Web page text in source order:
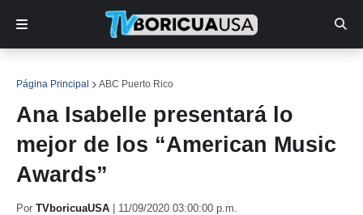
Página Principal ABC Puerto Rico
Ana Isabelle presentará lo
mejor de los “American Music
Awards”
Por TVboricuaUSA 11/09/2020 03:00:00 p.m.